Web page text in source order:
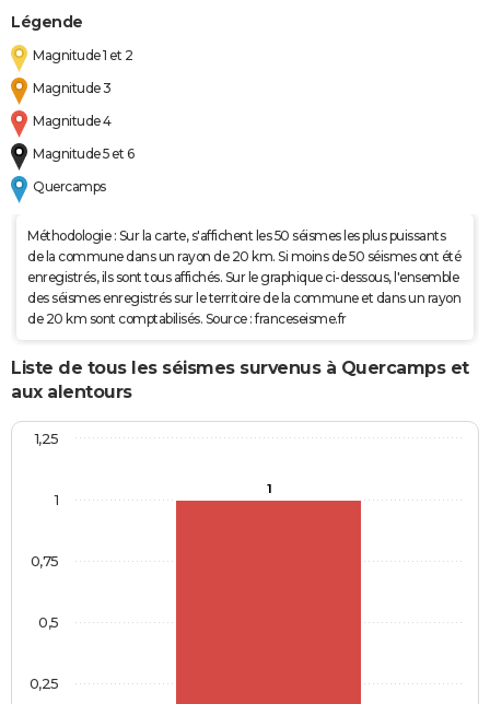
Légende
Magnitude 1 et 2
Magnitude 3
Magnitude 4
Magnitude 5 et 6
Quercamps
Méthodologie : Sur la carte, s'affichent les 50 séismes les plus puissants
de la commune dans un rayon de 20 km. Si moins de 50 séismes ont été
enregistrés, ils sont tous affichés. Sur le graphique ci-dessous, l'ensemble
des séismes enregistrés sur le territoire de la commune et dans un rayon
de 20 km sont comptabilisés. Source : franceseisme.fr
Liste de tous les séismes survenus à Quercamps et
aux alentours
1
0,25
0,5
0,75
1
1,25